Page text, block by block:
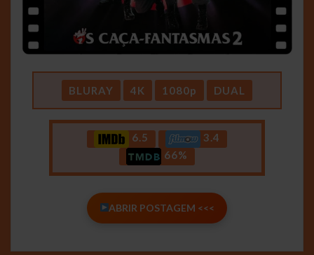
BLURAY 4K 1080p DUAL
6.5
3.4
66%
ABRIR POSTAGEM <<<